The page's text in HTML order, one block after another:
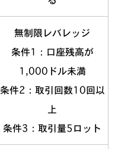
無制限レバレッジ
条件1：口座残高が
1,000ドル未満
条件2：取引回数10回以
上
条件3：取引量5ロット